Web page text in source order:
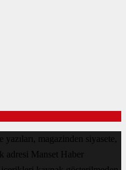
magazinden siyasete,
adresi Manset Haber